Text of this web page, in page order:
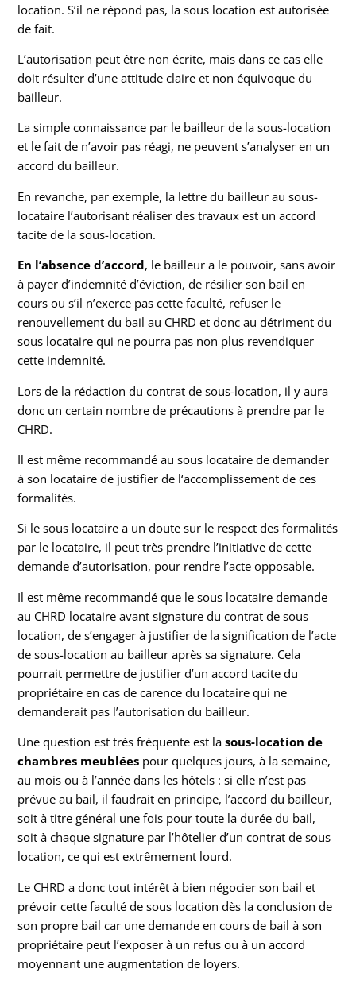
location. S’il ne répond pas, la sous location est autorisée
de fait.
L’autorisation peut être non écrite, mais dans ce cas elle
doit résulter d’une attitude claire et non équivoque du
bailleur.
La simple connaissance par le bailleur de la sous-location
et le fait de n’avoir pas réagi, ne peuvent s’analyser en un
accord du bailleur.
En revanche, par exemple, la lettre du bailleur au sous-
locataire l’autorisant réaliser des travaux est un accord
tacite de la sous-location.
En l’absence d’accord, le bailleur a le pouvoir, sans avoir
à payer d’indemnité d’éviction, de résilier son bail en
cours ou s’il n’exerce pas cette faculté, refuser le
renouvellement du bail au CHRD et donc au détriment du
sous locataire qui ne pourra pas non plus revendiquer
cette indemnité.
Lors de la rédaction du contrat de sous-location, il y aura
donc un certain nombre de précautions à prendre par le
CHRD.
Il est même recommandé au sous locataire de demander
à son locataire de justifier de l‘accomplissement de ces
formalités.
Si le sous locataire a un doute sur le respect des formalités
par le locataire, il peut très prendre l’initiative de cette
demande d’autorisation, pour rendre l’acte opposable.
Il est même recommandé que le sous locataire demande
au CHRD locataire avant signature du contrat de sous
location, de s’engager à justifier de la signification de l’acte
de sous-location au bailleur après sa signature. Cela
pourrait permettre de justifier d’un accord tacite du
propriétaire en cas de carence du locataire qui ne
demanderait pas l’autorisation du bailleur.
Une question est très fréquente est lasous-location de
chambres meublées pour quelques jours, à la semaine,
au mois ou à l’année dans les hôtels : si elle n’est pas
prévue au bail, il faudrait en principe, l’accord du bailleur,
soit à titre général une fois pour toute la durée du bail,
soit à chaque signature par l’hôtelier d’un contrat de sous
location, ce qui est extrêmement lourd.
Le CHRD a donc tout intérêt à bien négocier son bail et
prévoir cette faculté de sous location dès la conclusion de
son propre bail car une demande en cours de bail à son
propriétaire peut l’exposer à un refus ou à un accord
moyennant une augmentation de loyers.